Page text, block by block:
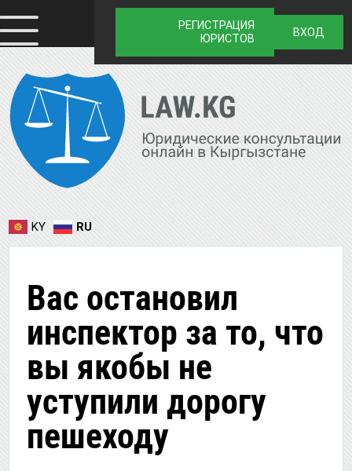
РЕГИСТРАЦИЯ
ЮРИСТОВ
ВХОД
KY RU
Вас остановил
инспектор за то, что
вы якобы не
уступили дорогу
пешеходу